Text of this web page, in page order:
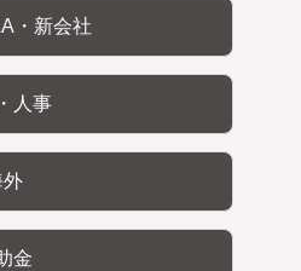
・新会社
人事
外
金